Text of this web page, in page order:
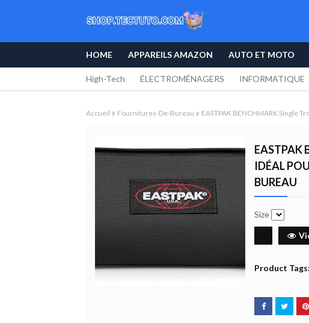
HOME APPAREILS AMAZON AUTO ET MOTO
High-Tech ÉLECTROMÉNAGERS INFORMATIQUE
Accueil Fournitures-De-Bureau EASTPAK BENCHMARK Single
EASTPAK
IDÉAL
BUREAU
Size
Product Tags: